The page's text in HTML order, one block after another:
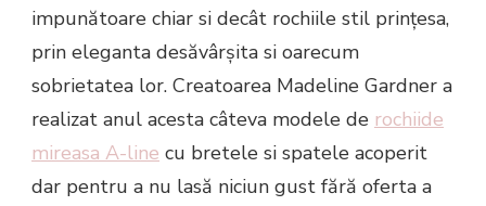
impunătoare chiar si decât rochiile stil prințesa,
prin eleganta desăvârșita si oarecum
sobrietatea lor. Creatoarea Madeline Gardner a
realizat anul acesta câteva modele de rochiide
mireasa A-line cu bretele si spatele acoperit
dar pentru a nu lasă niciun gust fără oferta a